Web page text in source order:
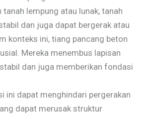
tanah lempung atau lunak, tanah
dan juga dapat bergerak atau
konteks ini, tiang pancang beton
Mereka menembus lapisan
dan juga memberikan fondasi
ini dapat menghindari pergerakan
dapat merusak struktur